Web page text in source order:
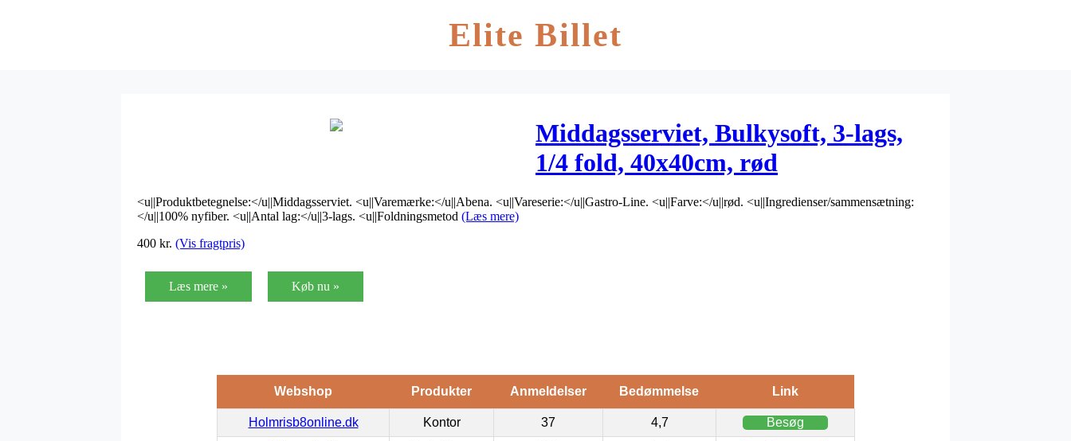
Elite Billet
Middagsserviet, Bulkysoft, 3-lags,
1/4 fold, 40x40cm, rød
<u||Produktbetegnelse:</u||Middagsserviet. <u||Varemærke:</u||Abena. <u||Vareserie:</u||Gastro-Line. <u||Farve:</u||rød. <u||Ingredienser/sammensætning:
</u||100% nyfiber. <u||Antal lag:</u||3-lags. <u||Foldningsmetod (Læs mere)
400 kr. (Vis fragtpris)
Læs mere » Køb nu »
Webshop Produkter Anmeldelser Bedømmelse Link
Holmrisb8online.dk Kontor 37 4,7 Besøg